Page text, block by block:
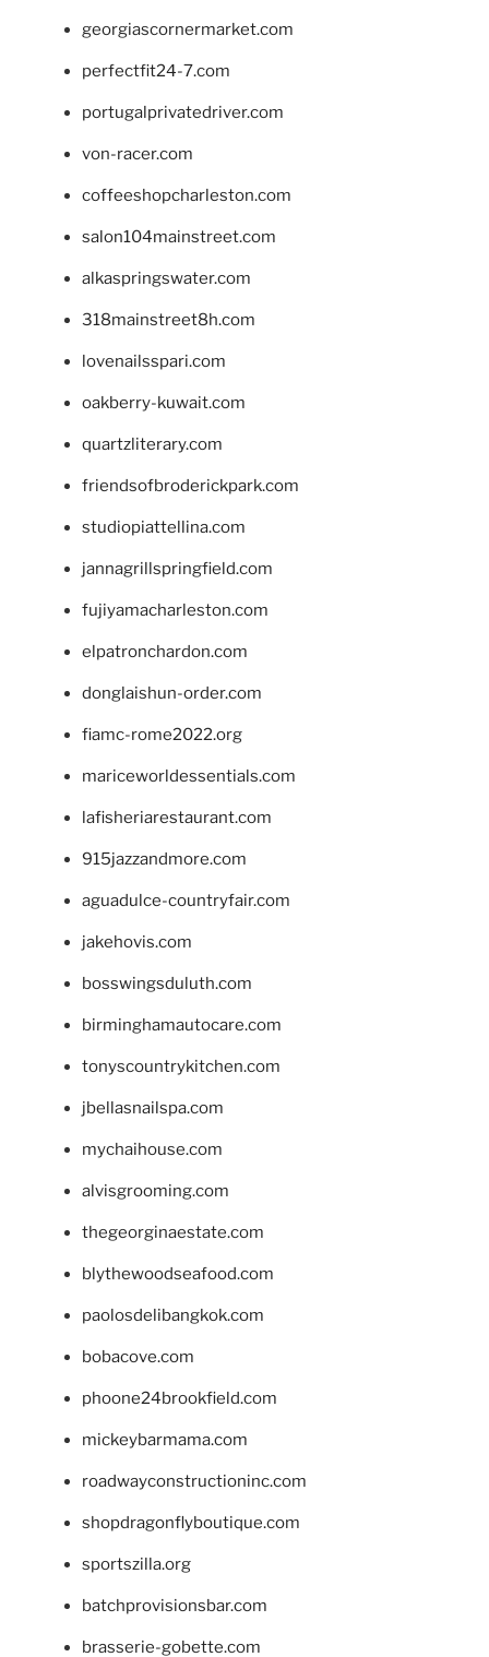
georgiascornermarket.com
perfectfit24-7.com
portugalprivatedriver.com
von-racer.com
coffeeshopcharleston.com
salon104mainstreet.com
alkaspringswater.com
318mainstreet8h.com
lovenailsspari.com
oakberry-kuwait.com
quartzliterary.com
friendsofbroderickpark.com
studiopiattellina.com
jannagrillspringfield.com
fujiyamacharleston.com
elpatronchardon.com
donglaishun-order.com
fiamc-rome2022.org
mariceworldessentials.com
lafisheriarestaurant.com
915jazzandmore.com
aguadulce-countryfair.com
jakehovis.com
bosswingsduluth.com
birminghamautocare.com
tonyscountrykitchen.com
jbellasnailspa.com
mychaihouse.com
alvisgrooming.com
thegeorginaestate.com
blythewoodseafood.com
paolosdelibangkok.com
bobacove.com
phoone24brookfield.com
mickeybarmama.com
roadwayconstructioninc.com
shopdragonflyboutique.com
sportszilla.org
batchprovisionsbar.com
brasserie-gobette.com